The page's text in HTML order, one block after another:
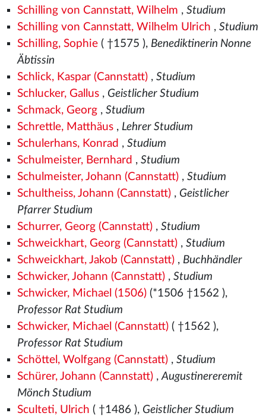
Schilling von Cannstatt, Wilhelm , Studium
Schilling von Cannstatt, Wilhelm Ulrich , Studium
Schilling, Sophie( †1575 ), Benediktinerin Nonne
Äbtissin
Schlick, Kaspar (Cannstatt), Studium
Schlucker, Gallus, Geistlicher Studium
Schmack, Georg, Studium
Schrettle, Matthäus, Lehrer Studium
Schulerhans, Konrad , Studium
Schulmeister, Bernhard , Studium
Schulmeister, Johann (Cannstatt), Studium
Schultheiss, Johann (Cannstatt), Geistlicher
Pfarrer Studium
Schurrer, Georg (Cannstatt), Studium
Schweickhart, Georg (Cannstatt), Studium
Schweickhart, Jakob (Cannstatt), Buchhändler
Schwicker, Johann (Cannstatt), Studium
Schwicker, Michael (1506)(*1506 †1562 ),
Professor Rat Studium
Schwicker, Michael (Cannstatt)( †1562 ),
Professor Rat Studium
Schöttel, Wolfgang (Cannstatt), Studium
Schürer, Johann (Cannstatt),Augustinereremit
Mönch Studium
Sculteti, Ulrich ( †1486 ), Geistlicher Studium